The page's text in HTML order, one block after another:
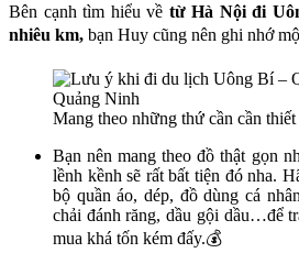
Bên cạnh tìm hiểu về từ Hà Nội đi
nhiêu km, bạn Huy cũng nên ghi nhớ
Mang theo những thứ cần cần
Bạn nên mang theo đồ thật gọn
lềnh kềnh sẽ rất bất tiện đó nha.
bộ quần áo, dép, đồ dùng cá
chải đánh răng, dầu gội dầu…để
mua khá tốn kém đấy.💰